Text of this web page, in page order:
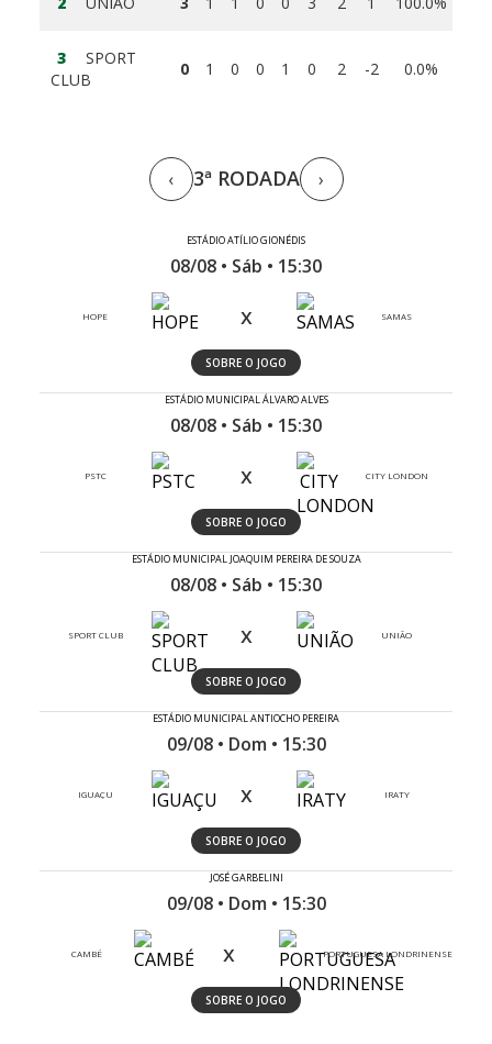
3
SPORT
CLUB
0 1 0 0 1 0 2 -2 0.0%
‹ 3ª RODADA ›
ESTÁDIO ATÍLIO GIONÉDIS
08/08 • Sáb • 15:30
HOPE x SAMAS
SOBRE O JOGO
ESTÁDIO MUNICIPAL ÁLVARO ALVES
08/08 • Sáb • 15:30
PSTC x CITY LONDON
SOBRE O JOGO
ESTÁDIO MUNICIPAL JOAQUIM PEREIRA DE SOUZA
08/08 • Sáb • 15:30
SPORT CLUB x UNIÃO
SOBRE O JOGO
ESTÁDIO MUNICIPAL ANTIOCHO PEREIRA
09/08 • Dom • 15:30
IGUAÇU x IRATY
SOBRE O JOGO
JOSÉ GARBELINI
09/08 • Dom • 15:30
CAMBÉ x PORTUGUESA LONDRINENSE
SOBRE O JOGO